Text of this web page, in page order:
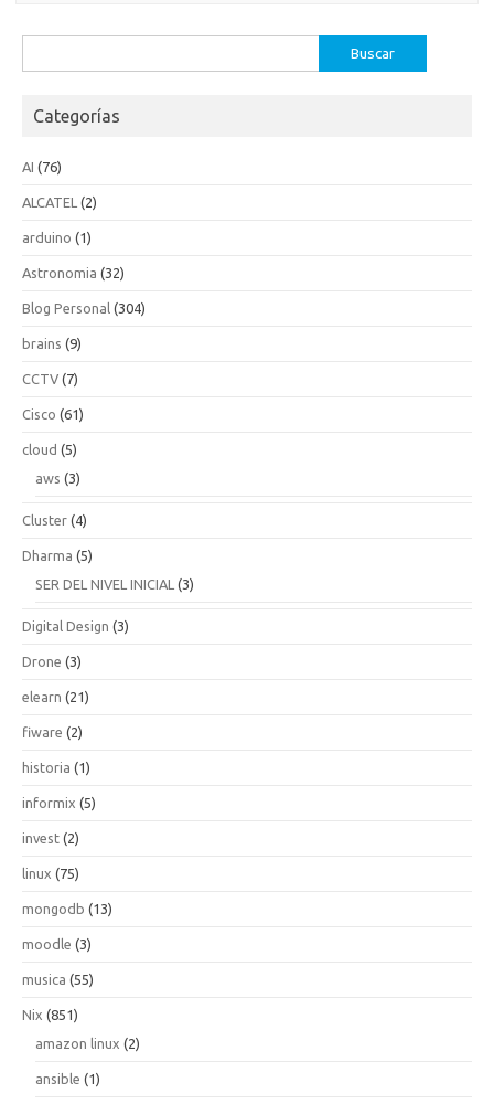
Categorías
AI (76)
ALCATEL (2)
arduino (1)
Astronomia (32)
Blog Personal (304)
brains (9)
CCTV (7)
Cisco (61)
cloud (5)
aws (3)
Cluster (4)
Dharma (5)
SER DEL NIVEL INICIAL (3)
Digital Design (3)
Drone (3)
elearn (21)
fiware (2)
historia (1)
informix (5)
invest (2)
linux (75)
mongodb (13)
moodle (3)
musica (55)
Nix (851)
amazon linux (2)
ansible (1)